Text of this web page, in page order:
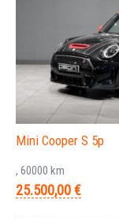
Mini Cooper S 5p
, 60000 km
25.500,00 €